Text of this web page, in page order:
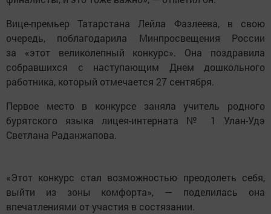
Вице-премьер Татарстана Лейла Фазлеева, в свою
очередь, поблагодарила Минпросвещения России
за «этот великолепный конкурс». Она поздравила
собравшихся с наступающим Днем дошкольного
работника, который отмечается 27 сентября.
Первое место в конкурсе заняла учитель родного
бурятского языка лицея-интерната № 1 Улан-Удэ
Светлана Раданжапова.
«Этот конкурс стал возможностью преодолеть себя,
выйти из зоны комфорта», — поделилась она
впечатлениями от участия в состязании.